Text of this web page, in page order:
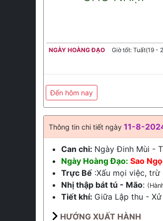
NGÀY HOÀNG ĐẠO
Giờ tốt: Tuất(19 -
Đến hôm nay
Thông tin chi tiết ngày 11-8-
Can chi: Ngày Đinh Mùi -
Ngày Hoàng Đạo: Sao
Trực Bế :Xấu mọi việc,
Nhị thập bát tú - Mão:
Tiết khí: Giữa Lập thu -
HƯỚNG XUẤT HÀNH